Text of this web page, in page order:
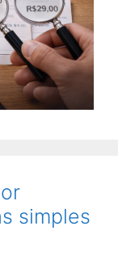
simples